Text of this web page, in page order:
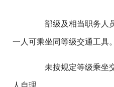
部级及相当职务人员
一人可乘坐同等级交通工具。
未按规定等级乘坐交
人自理。